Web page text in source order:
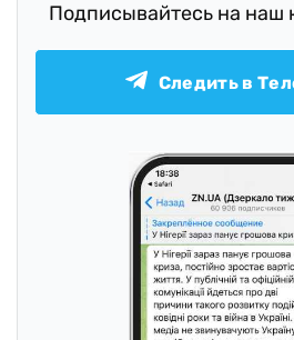
Подписывайтесь на наш
Следить в